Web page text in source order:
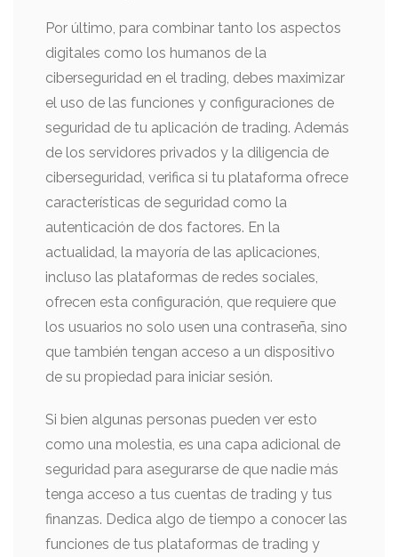
Por último, para combinar tanto los aspectos
digitales como los humanos de la
ciberseguridad en el trading, debes maximizar
el uso de las funciones y configuraciones de
seguridad de tu aplicación de trading. Además
de los servidores privados y la diligencia de
ciberseguridad, verifica si tu plataforma ofrece
características de seguridad como la
autenticación de dos factores. En la
actualidad, la mayoría de las aplicaciones,
incluso las plataformas de redes sociales,
ofrecen esta configuración, que requiere que
los usuarios no solo usen una contraseña, sino
que también tengan acceso a un dispositivo
de su propiedad para iniciar sesión.
Si bien algunas personas pueden ver esto
como una molestia, es una capa adicional de
seguridad para asegurarse de que nadie más
tenga acceso a tus cuentas de trading y tus
finanzas. Dedica algo de tiempo a conocer las
funciones de tus plataformas de trading y